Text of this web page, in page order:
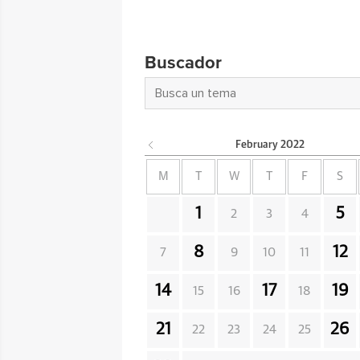
Buscador
February 2022
M W F S
1 2 3 4 5
7 8 9 10 11 12
14 15 16 17 18 19
21 22 23 24 25 26